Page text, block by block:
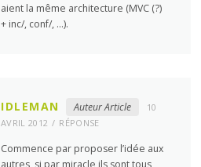
aient la même architecture (MVC (?)
+ inc/, conf/, …).
IDLEMAN Auteur Article
10
AVRIL 2012
RÉPONSE
Commence par proposer l’idée aux
autres, si par miracle ils sont tous